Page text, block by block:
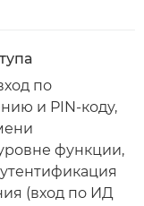
по
и PIN-коду,
функции,
(вход по ИД